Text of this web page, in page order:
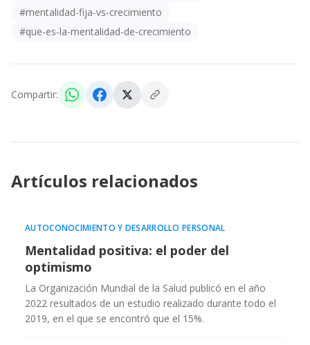
#mentalidad-fija-vs-crecimiento
#que-es-la-mentalidad-de-crecimiento
Compartir:
Artículos relacionados
AUTOCONOCIMIENTO Y DESARROLLO PERSONAL
Mentalidad positiva: el poder del
optimismo
La Organización Mundial de la Salud publicó en el año
2022 resultados de un estudio realizado durante todo el
2019, en el que se encontró que el 15%.